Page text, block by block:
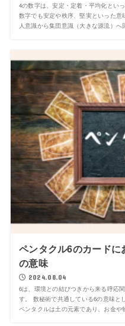
4の数字は、安定・定着・平均化とい
数字でも安定や秩序、堅実といった
人意識から集団意識（大きな源流）へ
ペンタクル6のカード
の意味
2024.08.04
6は、環境との結びつきから来る呼応
す。 数秘術で共通している6の意味と
ペンタクルは土の元素であり、お金